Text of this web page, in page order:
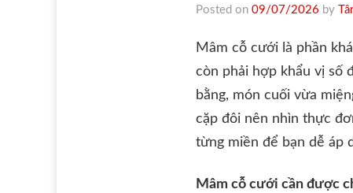
Posted on 09/07/2026 by
Mâm cỗ cưới là phần
còn phải hợp khẩu vị số
bằng, món cuối vừa
cặp đôi nên nhìn thực
từng miền để bạn dễ áp
Mâm cỗ cưới cần được